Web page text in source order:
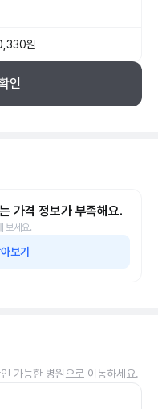
원
인
가격 정보가 부족해요.
보세요.
보기
가능한 병원으로 이동하세요.